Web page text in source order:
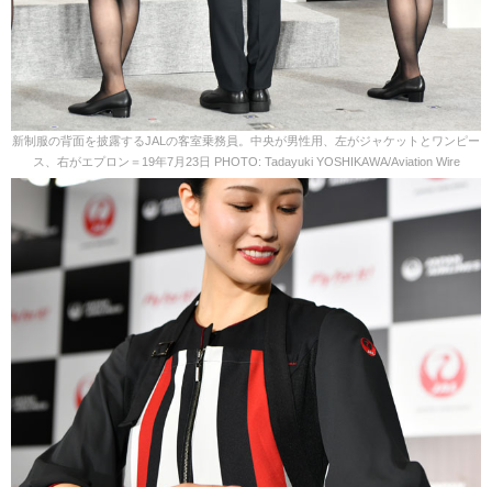
新制服の背面を披露するJALの客室乗務員。中央が男性用、左がジャケットとワンピー
ス、右がエプロン＝19年7月23日 PHOTO: Tadayuki YOSHIKAWA/Aviation Wire